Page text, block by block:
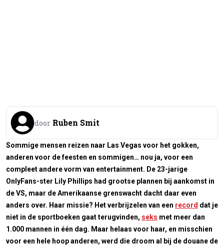
door Ruben Smit
Sommige mensen reizen naar Las Vegas voor het gokken,
anderen voor de feesten en sommigen… nou ja, voor een
compleet andere vorm van entertainment. De 23-jarige
OnlyFans-ster Lily Phillips had grootse plannen bij aankomst in
de VS, maar de Amerikaanse grenswacht dacht daar even
anders over. Haar missie? Het verbrijzelen van een record dat je
niet in de sportboeken gaat terugvinden, seks met meer dan
1.000 mannen in één dag. Maar helaas voor haar, en misschien
voor een hele hoop anderen, werd die droom al bij de douane de